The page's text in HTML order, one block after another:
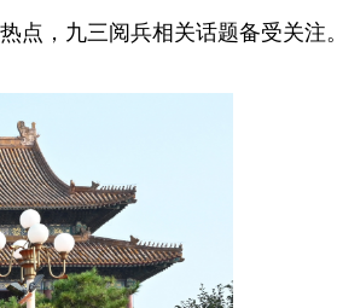
点，九三阅兵相关话题备受关注。